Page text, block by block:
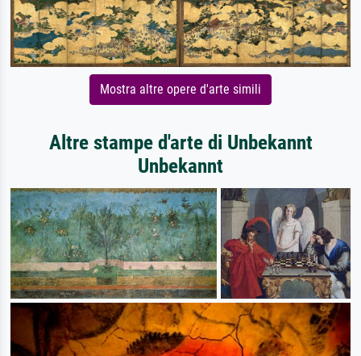
Mostra altre opere d'arte simili
Altre stampe d'arte di Unbekannt
Unbekannt